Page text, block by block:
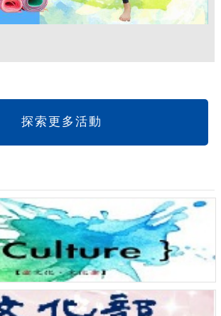
探索更多活動